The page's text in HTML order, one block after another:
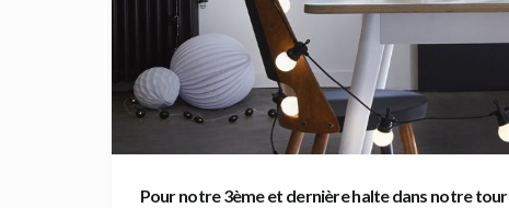
Pour notre 3ème et dernière halte dans notre